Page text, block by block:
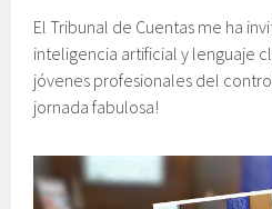
El Tribunal de Cuentas me ha
inteligencia artificial y lenguaje
jóvenes profesionales del
jornada fabulosa!